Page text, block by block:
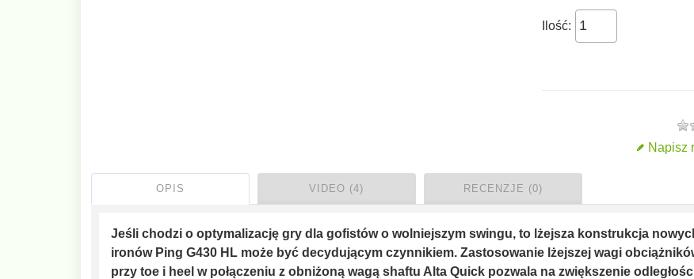
Ilość:
Napisz
OPIS VIDEO (4) RECENZJE (0)
Jeśli chodzi o optymalizację gry dla gofistów o wolniejszym swingu, to lżejsza konstrukcja
ironów Ping G430 HL może być decydującym czynnikiem. Zastosowanie lżejszej wagi
przy toe i heel w połączeniu z obniżoną wagą shaftu Alta Quick pozwala na zwiększenie